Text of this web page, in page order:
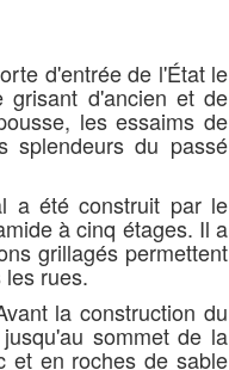
d'entrée de l'État le
grisant d'ancien et de
les essaims de
splendeurs du passé
a été construit par le
à cinq étages. Il a
grillagés permettent
les rues.
la construction du
sommet de la
et en roches de sable